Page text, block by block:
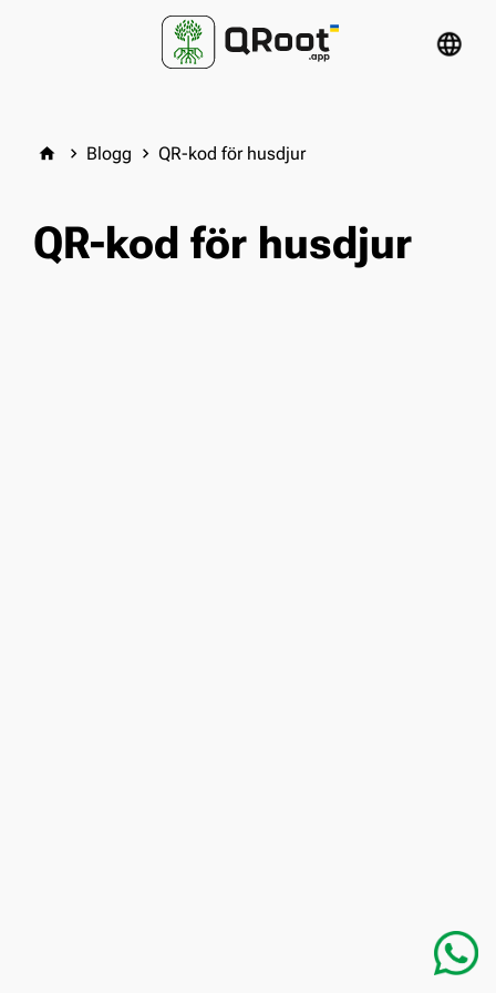
language
home keyboard_arrow_right Blogg keyboard_arrow_right QR-kod för husdjur
QR-kod för husdjur